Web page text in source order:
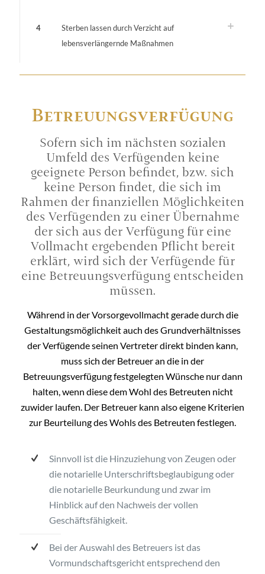
4
Sterben lassen durch Verzicht auf
lebensverlängernde Maßnahmen
Betreuungs­verfügung
Sofern sich im nächsten sozialen
Umfeld des Verfügenden keine
geeignete Person befindet, bzw. sich
keine Person findet, die sich im
Rahmen der finanziellen Möglichkeiten
des Verfügenden zu einer Übernahme
der sich aus der Verfügung für eine
Vollmacht ergebenden Pflicht bereit
erklärt, wird sich der Verfügende für
eine Betreuungsverfügung entscheiden
müssen.
Während in der Vorsorgevollmacht gerade durch die
Gestaltungsmöglichkeit auch des Grundverhältnisses
der Verfügende seinen Vertreter direkt binden kann,
muss sich der Betreuer an die in der
Betreuungsverfügung festgelegten Wünsche nur dann
halten, wenn diese dem Wohl des Betreuten nicht
zuwider laufen. Der Betreuer kann also eigene Kriterien
zur Beurteilung des Wohls des Betreuten festlegen.
Sinnvoll ist die Hinzuziehung von Zeugen oder
die notarielle Unterschriftsbeglaubigung oder
die notarielle Beurkundung und zwar im
Hinblick auf den Nachweis der vollen
Geschäftsfähigkeit.
Bei der Auswahl des Betreuers ist das
Vormundschaftsgericht entsprechend den